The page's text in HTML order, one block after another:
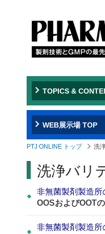
TOPICS &
WEB展示場 TOP
PTJ ONLINE トップ 洗
洗浄バリ
非無菌製剤製造
OOSおよびOOT
非無菌製剤製造